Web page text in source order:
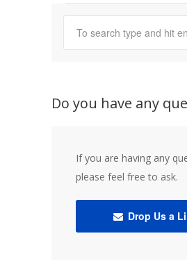
Do you have any
If you are having any
please feel free to ask.
Drop Us a